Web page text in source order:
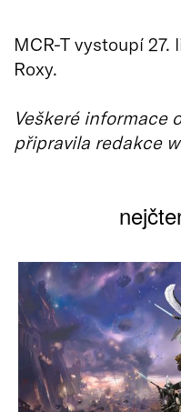
MCR-T vystoupí
Roxy.
Veškeré informace
připravila redakce